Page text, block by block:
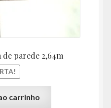
parede 2,64m
carrinho